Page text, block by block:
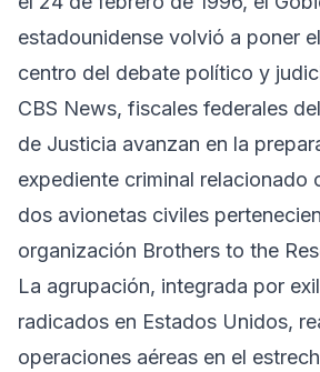
estadounidense volvió a poner
centro del debate político y
CBS News, fiscales federales
de Justicia avanzan en la
expediente criminal relacionado
dos avionetas civiles
organización Brothers to the
La agrupación, integrada por
radicados en Estados Unidos,
operaciones aéreas en el